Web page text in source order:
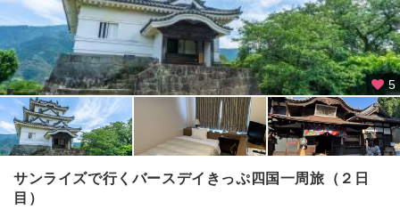
5
サンライズで行くバースデイきっぷ四国一周旅（２日
目）